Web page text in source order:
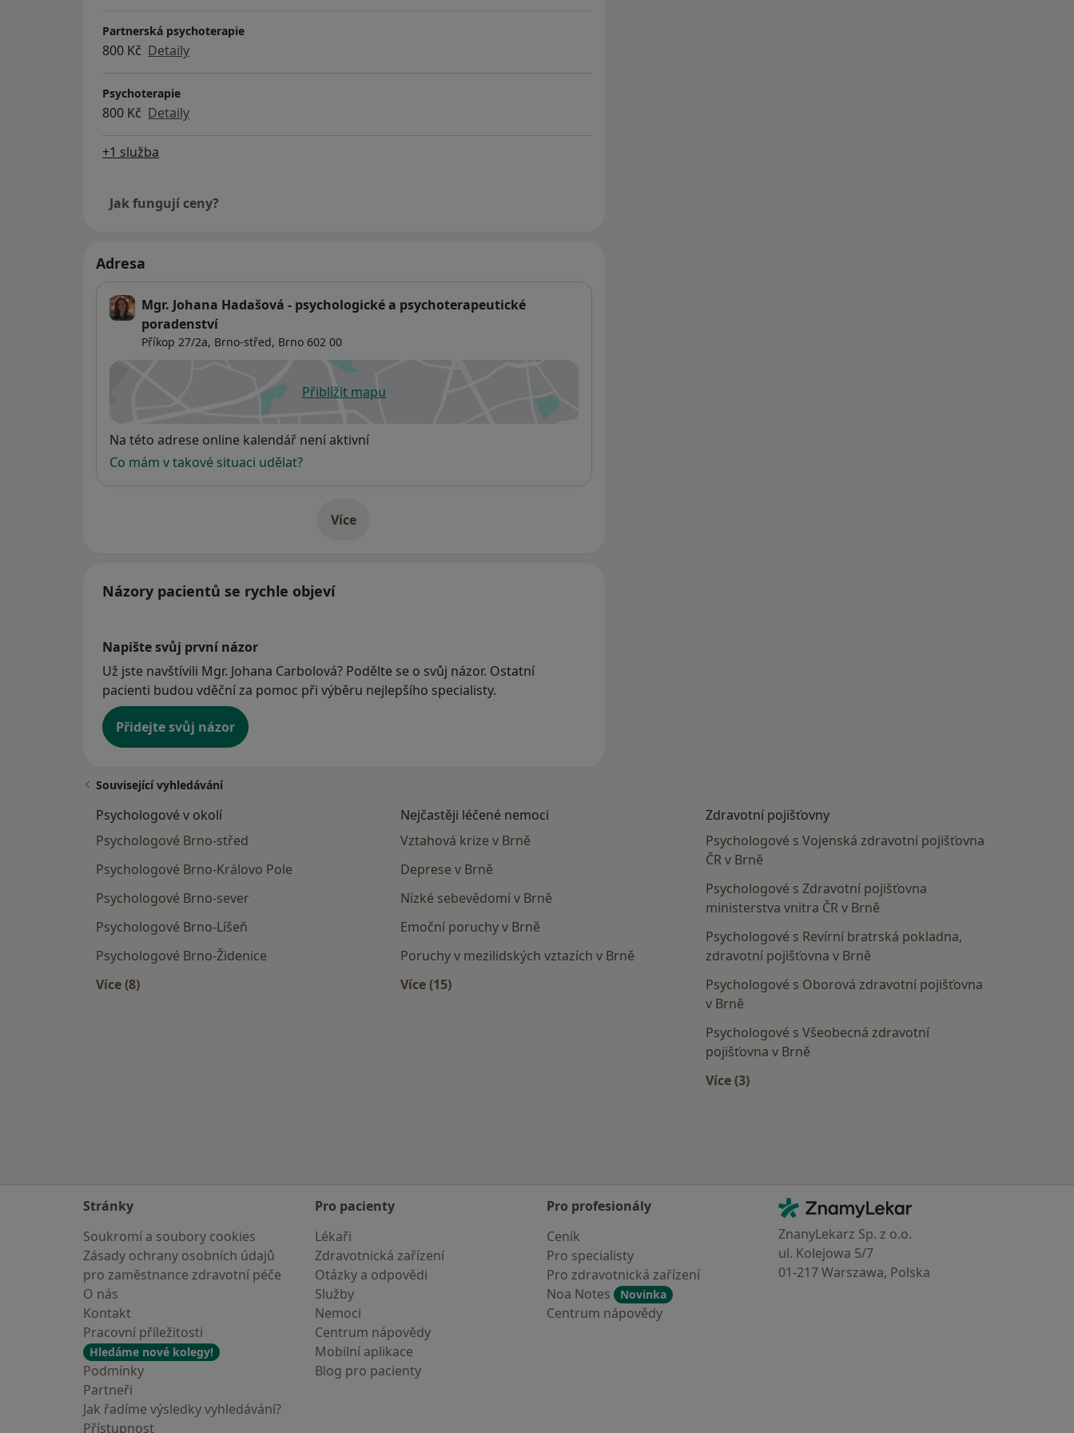
Partnerská psychoterapie
800 Kč Detaily
Psychoterapie
800 Kč Detaily
+1 služba
Jak fungují ceny?
Adresa
Mgr. Johana Hadašová - psychologické a psychoterapeutické
poradenství
Příkop 27/2a, Brno-střed, Brno 602 00
Přiblížit mapuse otevře v nové záložce
Dostupnost
Na této adrese online kalendář není aktivní
Co mám v takové situaci udělat?
Víceo adrese
Názory pacientů se rychle objeví
Napište svůj první názor
Už jste navštívili Mgr. Johana Carbolová? Podělte se o svůj názor. Ostatní
pacienti budou vděční za pomoc při výběru nejlepšího specialisty.
Přidejte svůj názor
Související vyhledávání
Psychologové v okolí
Psychologové Brno-střed
Psychologové Brno-Královo Pole
Psychologové Brno-sever
Psychologové Brno-Líšeň
Psychologové Brno-Židenice
Více (8)
Nejčastěji léčené nemoci
Vztahová krize v Brně
Deprese v Brně
Nízké sebevědomí v Brně
Emoční poruchy v Brně
Poruchy v mezilidských vztazích v Brně
Více (15)
Zdravotní pojišťovny
Psychologové s Vojenská zdravotní pojišťovna
ČR v Brně
Psychologové s Zdravotní pojišťovna
ministerstva vnitra ČR v Brně
Psychologové s Revírní bratrská pokladna,
zdravotní pojišťovna v Brně
Psychologové s Oborová zdravotní pojišťovna
v Brně
Psychologové s Všeobecná zdravotní
pojišťovna v Brně
Více (3)
Stránky
Soukromí a soubory cookies
Zásady ochrany osobních údajů
pro zaměstnance zdravotní péče
O nás
Kontakt
Pracovní příležitosti
Hledáme nové kolegy!
Podmínky
Partneři
Jak řadíme výsledky vyhledávání?
Přístupnost
Pro pacienty
Lékaři
Zdravotnická zařízení
Otázky a odpovědi
Služby
Nemoci
Centrum nápovědy
Mobilní aplikace
Blog pro pacienty
Pro profesionály
Ceník
Pro specialisty
Pro zdravotnická zařízení
Noa Notes
Novinka
Centrum nápovědy
Kontakt
ZnamyLekar - Hlavní stránka
ZnanyLekarz Sp. z o.o.
ul. Kolejowa 5/7
01-217 Warszawa, Polska